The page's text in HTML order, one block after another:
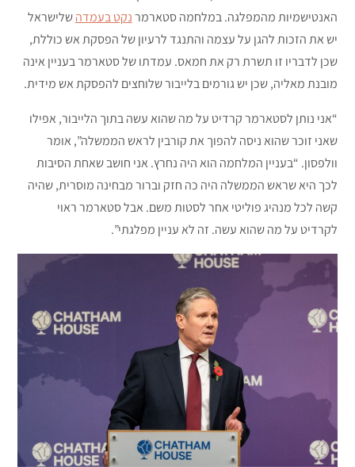
האנטישמיות מהמפלגה. במלחמה סטארמרנקט בעמדהשלישראל
יש את הזכות להגן על עצמה והתנגד לרעיון של הפסקת אש כוללת,
שכן לדבריו זו תשרת רק את חמאס. עמדתו של סטארמר בעניין אינה
מובנת מאליה, שכן יש גורמים בלייבור שלוחצים להפסקת אש מידית.
“אני נותן לסטארמר קרדיט על מה שהוא עשה בתוך הלייבור, אפילו
שאני זוכר שהוא ניסה להפוך את קורבין לראש הממשלה”, אומר
וולפסון. “בעניין המלחמה הוא היה נחרץ. אני חושב שאחת הסיבות
לכך היא שראש הממשלה היה כה חזק וברור מבחינה מוסרית, שהיה
קשה לכל מנהיג פוליטי אחר לסטות משם. אבל סטארמר ראוי
לקרדיט על מה שהוא עשה. זה לא עניין מפלגתי”.